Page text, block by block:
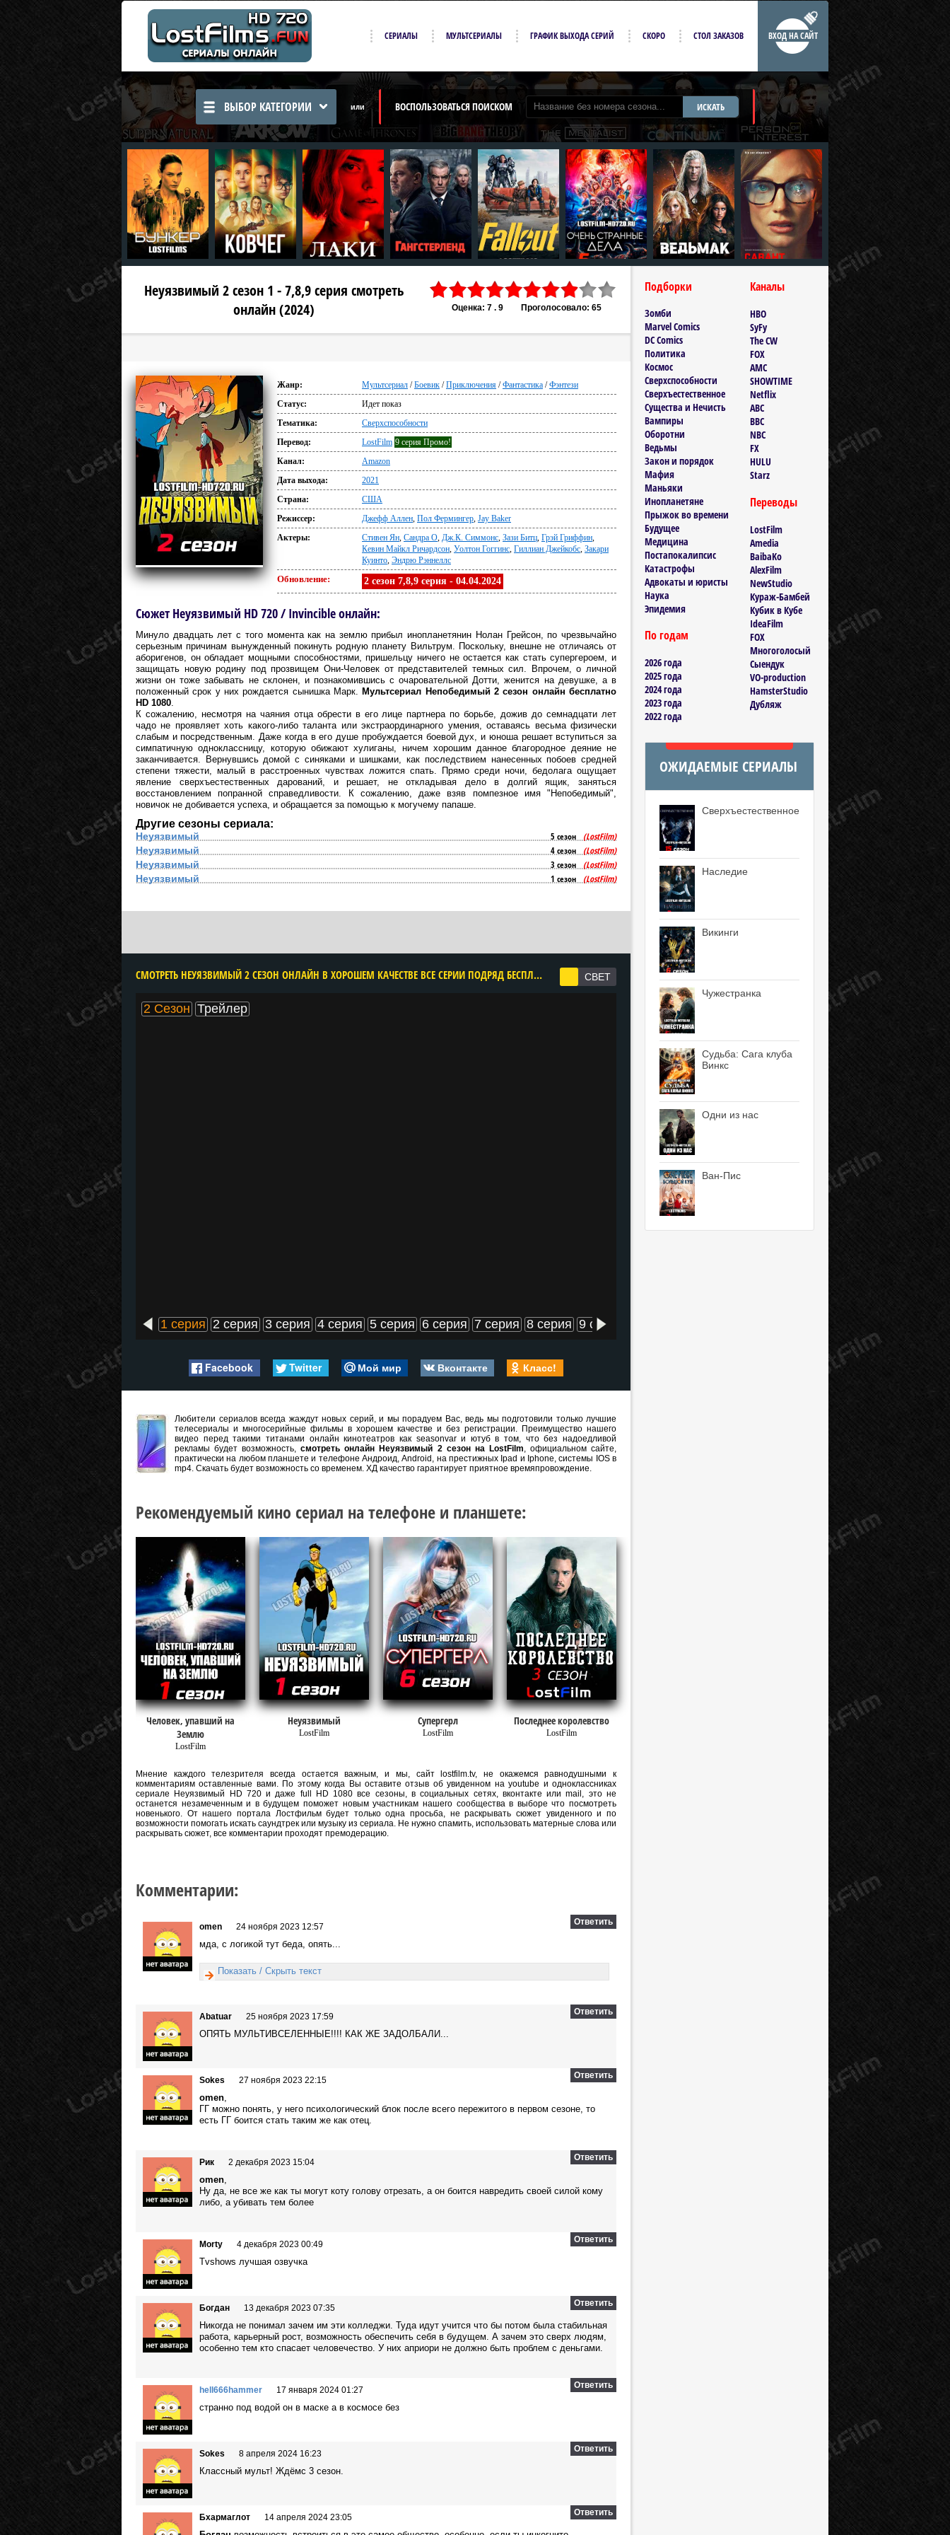
ВХОД НА САЙТ
СЕРИАЛЫ МУЛЬТСЕРИАЛЫ ГРАФИК ВЫХОДА СЕРИЙ СКОРО СТОЛ ЗАКАЗОВ
ВЫБОР КАТЕГОРИИ или ВОСПОЛЬЗОВАТЬСЯ ПОИСКОМ ИСКАТЬ
Оценка: 7 . 9 Проголосовало: 65
Неуязвимый 2 сезон 1 - 7,8,9 серия смотреть
онлайн (2024)
Жанр: Мультсериал /Боевик /Приключения /Фантастика /Фэнтези
Статус:
Идет показ
Тематика:
Сверхспособности
Перевод:
LostFilm 9 серия Промо!
Канал:
Amazon
Дата выхода:
2021
Страна:
США
Режиссер:
Джефф Аллен, Пол Фермингер, Jay Baker
Актеры:
Стивен Ян, Сандра О, Дж.К. Симмонс, Зази Битц, Грэй Гриффин,
Кевин Майкл Ричардсон, Уолтон Гоггинс, Гиллиан Джейкобс, Закари
Куинто, Эндрю Рэннеллс
Обновление: 2 сезон 7,8,9 серия - 04.04.2024
Сюжет Неуязвимый HD 720 / Invincible онлайн:
Минуло двадцать лет с того момента как на землю прибыл инопланетянин Нолан Грейсон, по чрезвычайно
серьезным причинам вынужденный покинуть родную планету Вильтрум. Поскольку, внешне не отличаясь от
аборигенов, он обладает мощными способностями, пришельцу ничего не остается как стать супергероем, и
защищать новую родину под прозвищем Они-Человек от представителей темных сил. Впрочем, о личной
жизни он тоже забывать не склонен, и познакомившись с очаровательной Дотти, женится на девушке, а в
положенный срок у них рождается сынишка Марк. Мультсериал Непобедимый 2 сезон онлайн бесплатно
HD 1080.
К сожалению, несмотря на чаяния отца обрести в его лице партнера по борьбе, дожив до семнадцати лет
чадо не проявляет хоть какого-либо таланта или экстраординарного умения, оставаясь весьма физически
слабым и посредственным. Даже когда в его душе пробуждается боевой дух, и юноша решает вступиться за
симпатичную одноклассницу, которую обижают хулиганы, ничем хорошим данное благородное деяние не
заканчивается. Вернувшись домой с синяками и шишками, как последствием нанесенных побоев средней
степени тяжести, малый в расстроенных чувствах ложится спать. Прямо среди ночи, бедолага ощущает
явление сверхъестественных дарований, и решает, не откладывая дело в долгий ящик, заняться
восстановлением попранной справедливости. К сожалению, даже взяв помпезное имя "Непобедимый",
новичок не добивается успеха, и обращается за помощью к могучему папаше.
Другие сезоны сериала:
Неуязвимый 5 сезон (LostFilm)
Неуязвимый 4 сезон (LostFilm)
Неуязвимый 3 сезон (LostFilm)
Неуязвимый 1 сезон (LostFilm)
CМОТРЕТЬ НЕУЯЗВИМЫЙ 2 СЕЗОН ОНЛАЙН В ХОРОШЕМ КАЧЕСТВЕ ВСЕ СЕРИИ ПОДРЯД БЕСПЛАТНО
2 Сезон Трейлер
1 серия 2 серия 3 серия 4 серия 5 серия 6 серия 7 серия 8 серия 9 серия
Facebook Twitter Мой мир Вконтакте Класс!
Любители сериалов всегда жаждут новых серий, и мы порадуем Вас, ведь мы подготовили только лучшие
телесериалы и многосерийные фильмы в хорошем качестве и без регистрации. Преимущество нашего
видео перед такими титанами онлайн кинотеатров как seasonvar и ютуб в том, что без надоедливой
рекламы будет возможность,смотреть онлайн Неуязвимый 2 сезон на LostFilm, официальном сайте,
практически на любом планшете и телефоне Андроид, Android, на престижных Ipad и Iphone, системы IOS в
mp4. Скачать будет возможность со временем. ХД качество гарантирует приятное времяпровождение.
Рекомендуемый кино сериал на телефоне и планшете:
Человек, упавший на
Землю
LostFilm
Неуязвимый
LostFilm
Супергерл
LostFilm
Последнее королевство
LostFilm
Мнение каждого телезрителя всегда остается важным, и мы, сайт lostfilm.tv, не окажемся равнодушными к
комментариям оставленные вами. По этому когда Вы оставите отзыв об увиденном на youtube и одноклассниках
сериале Неуязвимый HD 720 и даже full HD 1080 все сезоны, в социальных сетях, вконтакте или mail, это не
останется незамеченным и в будущем поможет новым участникам нашего сообщества в выборе что посмотреть
новенького. От нашего портала Лостфильм будет только одна просьба, не раскрывать сюжет увиденного и по
возможности помогать искать саундтрек или музыку из сериала. Не нужно спамить, использовать матерные слова или
раскрывать сюжет, все комментарии проходят премодерацию.
Комментарии:
omen 24 ноября 2023 12:57 Ответить
мда, с логикой тут беда, опять...
Показать / Скрыть текст
Abatuar 25 ноября 2023 17:59 Ответить
ОПЯТЬ МУЛЬТИВСЕЛЕННЫЕ!!!! КАК ЖЕ ЗАДОЛБАЛИ...
Sokes 27 ноября 2023 22:15 Ответить
omen
ГГ можно понять, у него психологический блок после всего пережитого в первом сезоне, то
есть ГГ боится стать таким же как отец.
Рик 2 декабря 2023 15:04 Ответить
omen
Ну да, не все же как ты могут коту голову отрезать, а он боится навредить своей силой кому
либо, а убивать тем более
Morty 4 декабря 2023 00:49 Ответить
Tvshows лучшая озвучка
Богдан 13 декабря 2023 07:35 Ответить
Никогда не понимал зачем им эти колледжи. Туда идут учится что бы потом была стабильная
работа, карьерный рост, возможность обеспечить себя в будущем. А зачем это сверх людям,
особенно тем кто спасает человечество. У них априори не должно быть проблем с деньгами.
hell666hammer 17 января 2024 01:27 Ответить
странно под водой он в маске а в космосе без
Sokes 8 апреля 2024 16:23 Ответить
Классный мульт! Ждёмс 3 сезон.
Бхармаглот 14 апреля 2024 23:05 Ответить
Подборки
Зомби
Marvel Comics
DC Comics
Политика
Космос
Сверхспособности
Сверхъестественное
Существа и Нечисть
Вампиры
Оборотни
Ведьмы
Закон и порядок
Мафия
Маньяки
Инопланетяне
Прыжок во времени
Будущее
Медицина
Постапокалипсис
Катастрофы
Адвокаты и юристы
Наука
Эпидемия
По годам
2026 года
2025 года
2024 года
2023 года
2022 года
Каналы
HBO
SyFy
The CW
FOX
AMC
SHOWTIME
Netflix
ABC
BBC
NBC
FX
HULU
Starz
Переводы
LostFilm
Amedia
BaibaKo
AlexFilm
NewStudio
Кураж-Бамбей
Кубик в Кубе
IdeaFilm
FOX
Многоголосый
Сыендук
VO-production
HamsterStudio
Дубляж
ОЖИДАЕМЫЕ СЕРИАЛЫ
Сверхъестественное
Наследие
Викинги
Чужестранка
Судьба: Сага клуба
Винкс
Одни из нас
Ван-Пис